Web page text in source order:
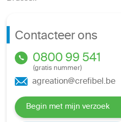
Contacteer ons
0800 99 541
(gratis nummer)
agreation@crefibel.be
Begin met mijn verzoek